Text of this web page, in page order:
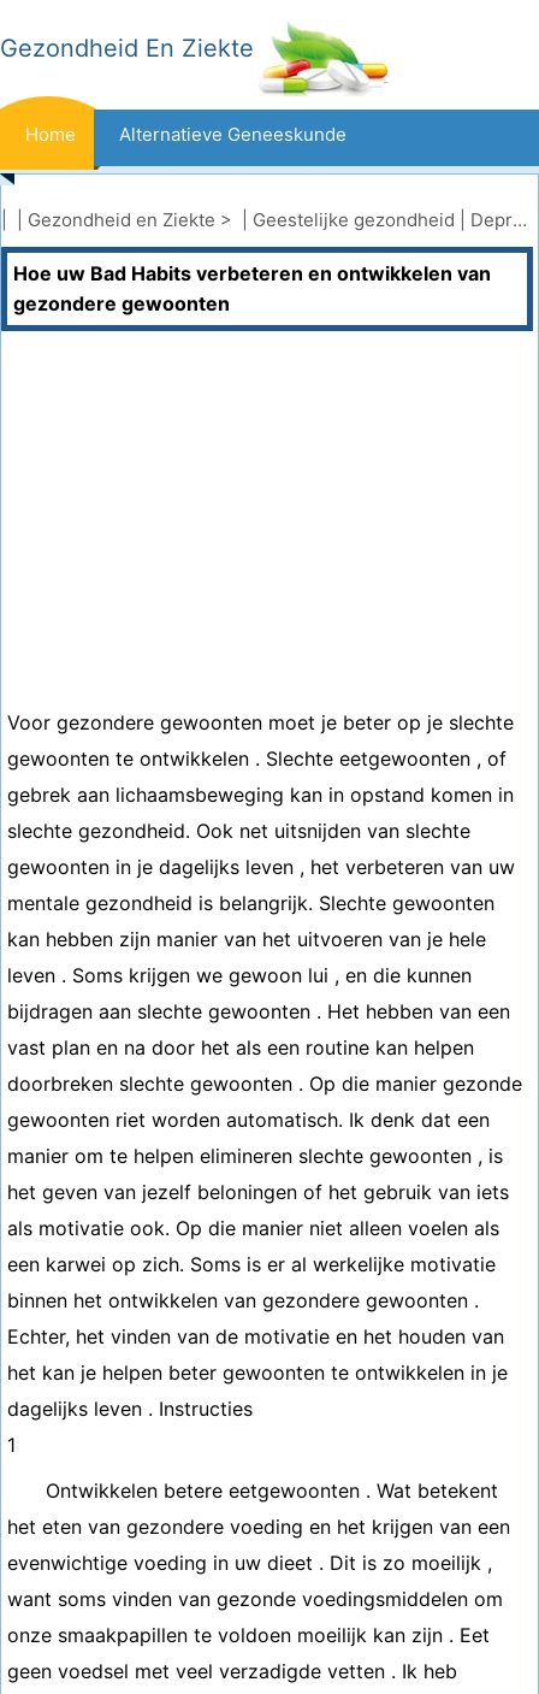
Gezondheid En Ziekte
Home Alternatieve Geneeskunde
Beten En Steken Kanker
Aandoeningen En Behandelingen Mond- En Tandzorg
Gezondheid en Ziekte > | Geestelijke gezondheid Depressie
Hoe uw Bad Habits verbeteren en ontwikkelen van
gezondere gewoonten
Voor gezondere gewoonten moet je beter op je slechte
gewoonten te ontwikkelen . Slechte eetgewoonten , of
gebrek aan lichaamsbeweging kan in opstand komen in
slechte gezondheid. Ook net uitsnijden van slechte
gewoonten in je dagelijks leven , het verbeteren van uw
mentale gezondheid is belangrijk. Slechte gewoonten
kan hebben zijn manier van het uitvoeren van je hele
leven . Soms krijgen we gewoon lui , en die kunnen
bijdragen aan slechte gewoonten . Het hebben van een
vast plan en na door het als een routine kan helpen
doorbreken slechte gewoonten . Op die manier gezonde
gewoonten riet worden automatisch. Ik denk dat een
manier om te helpen elimineren slechte gewoonten , is
het geven van jezelf beloningen of het gebruik van iets
als motivatie ook. Op die manier niet alleen voelen als
een karwei op zich. Soms is er al werkelijke motivatie
binnen het ontwikkelen van gezondere gewoonten .
Echter, het vinden van de motivatie en het houden van
het kan je helpen beter gewoonten te ontwikkelen in je
dagelijks leven . Instructies
1
Ontwikkelen betere eetgewoonten . Wat betekent
het eten van gezondere voeding en het krijgen van een
evenwichtige voeding in uw dieet . Dit is zo moeilijk ,
want soms vinden van gezonde voedingsmiddelen om
onze smaakpapillen te voldoen moeilijk kan zijn . Eet
geen voedsel met veel verzadigde vetten . Ik heb